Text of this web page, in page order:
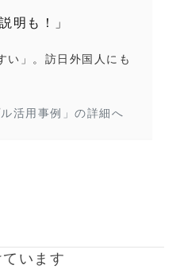
明も！」
い」。訪日外国人にも
活用事例」の詳細へ
います